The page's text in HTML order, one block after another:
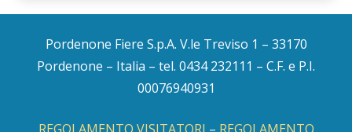
Pordenone Fiere S.p.A. V.le Treviso 1 – 33170
Pordenone – Italia – tel. 0434 232111 – C.F. e P.I.
00076940931